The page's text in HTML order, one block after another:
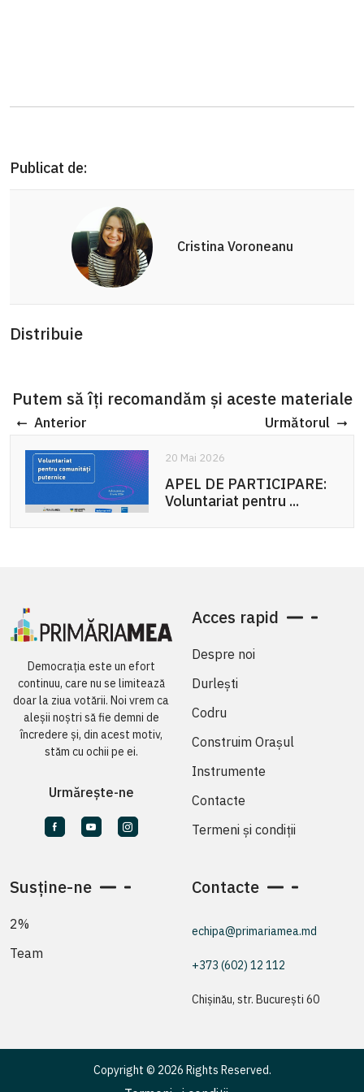
Publicat de:
Cristina Voroneanu
Distribuie
Putem să îți recomandăm și aceste materiale
Anterior Următorul
20 Mai 2026
APEL DE PARTICIPARE:
Voluntariat pentru ...
Democrația este un efort
continuu, care nu se limitează
doar la ziua votării. Noi vrem ca
aleșii noștri să fie demni de
încredere și, din acest motiv,
stăm cu ochii pe ei.
Urmărește-ne
Acces rapid
Despre noi
Durlești
Codru
Construim Orașul
Instrumente
Contacte
Termeni și condiții
Susține-ne
2%
Team
Contacte
echipa@primariamea.md
+373 (602) 12 112
Chișinău, str. București 60
Copyright © 2026 Rights Reserved.